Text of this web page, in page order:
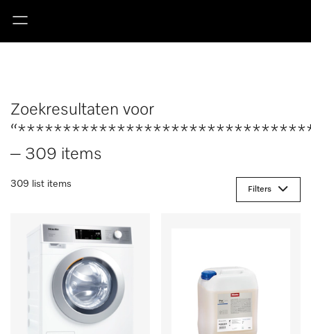
Zoekresultaten voor
– 309 items
309 list items
Filters